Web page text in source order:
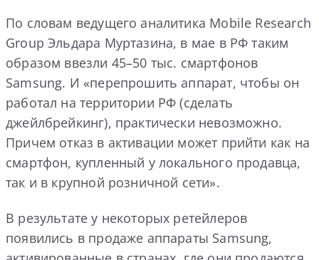
По словам ведущего аналитика Mobile Research
Group Эльдара Муртазина, в мае в РФ таким
образом ввезли 45–50 тыс. смартфонов
Samsung. И «перепрошить аппарат, чтобы он
работал на территории РФ (сделать
джейлбрейкинг), практически невозможно.
Причем отказ в активации может прийти как на
смартфон, купленный у локального продавца,
так и в крупной розничной сети».
В результате у некоторых ретейлеров
появились в продаже аппараты Samsung,